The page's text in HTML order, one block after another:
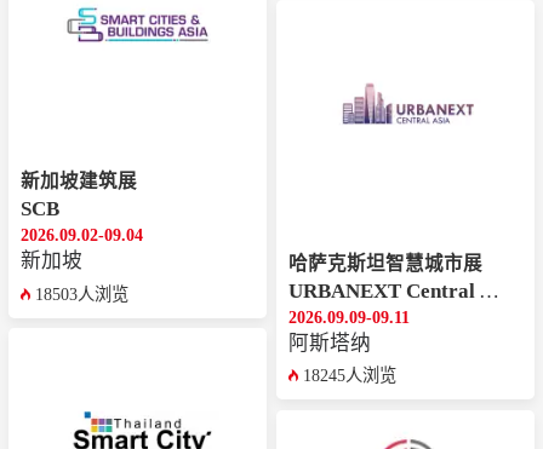
新加坡建筑展
SCB
2026.09.02-09.04
新加坡
18503人浏览
哈萨克斯坦智慧城市展
URBANEXT Central Asia
2026.09.09-09.11
阿斯塔纳
18245人浏览